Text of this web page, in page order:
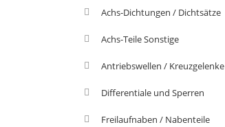
Achs-Dichtungen / Dichtsätze
Achs-Teile Sonstige
Antriebswellen / Kreuzgelenke
Differentiale und Sperren
Freilaufnaben / Nabenteile